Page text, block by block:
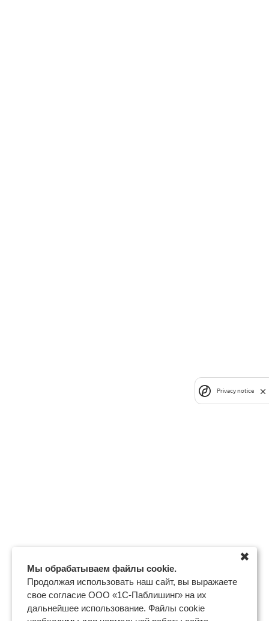
Мы обрабатываем файлы cookie.
Продолжая использовать наш сайт, вы выражаете
свое согласие ООО «1С-Паблишинг» на их
дальнейшее использование. Файлы cookie
✖
Privacy notice